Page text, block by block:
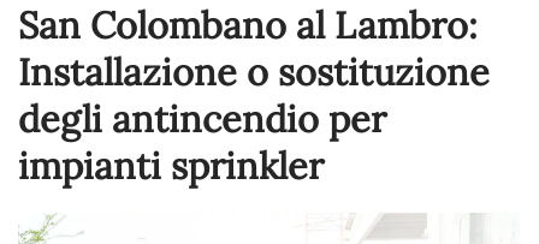
San Colombano al Lambro:
Installazione o sostituzione
degli antincendio per
impianti sprinkler